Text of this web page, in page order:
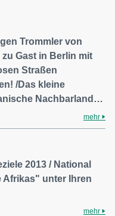
Trommler von
Gast in Berlin mit
Straßen
/Das kleine
Nachbarland…
mehr
2013 / National
Afrikas" unter Ihren
mehr